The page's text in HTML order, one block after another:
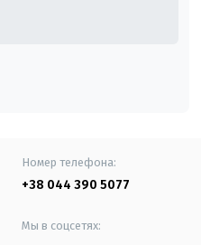
Номер телефона:
+38 044 390 5077
Мы в соцсетях: